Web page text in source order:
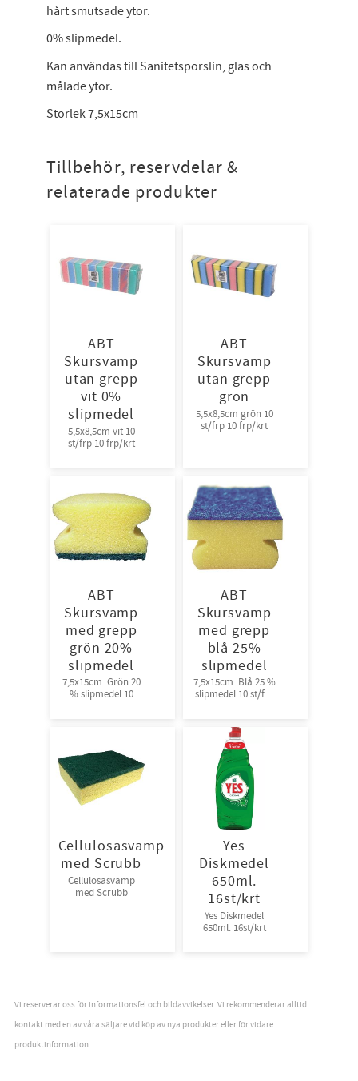
hårt smutsade ytor.
0% slipmedel.
Kan användas till Sanitetsporslin, glas och
målade ytor.
Storlek 7,5x15cm
Tillbehör, reservdelar &
relaterade produkter
ABT
Skursvamp
utan grepp
vit 0%
slipmedel
5,5x8,5cm vit 10
st/frp 10 frp/krt
ABT
Skursvamp
utan grepp
grön
5,5x8,5cm grön 10
st/frp 10 frp/krt
ABT
Skursvamp
med grepp
grön 20%
slipmedel
7,5x15cm. Grön 20
% slipmedel 10
ABT
Skursvamp
med grepp
blå 25%
slipmedel
7,5x15cm. Blå 25 %
slipmedel 10 st/frp
Cellulosasvamp
med Scrubb
Cellulosasvamp
med Scrubb
Yes
Diskmedel
650ml.
16st/krt
Yes Diskmedel
650ml. 16st/krt
Vi reserverar oss för informationsfel och bildavvikelser. Vi rekommenderar alltid
kontakt med en av våra säljare vid köp av nya produkter eller för vidare
produktinformation.